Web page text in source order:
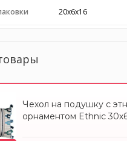
20x6x16
Чехол на подушку с
орнаментом Ethnic